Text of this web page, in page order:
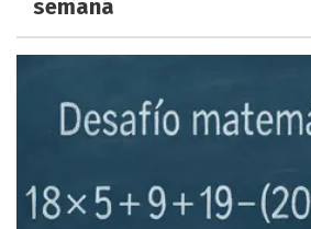
semana